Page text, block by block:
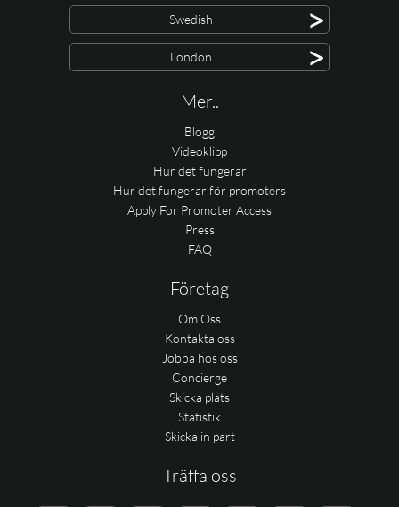
Swedish >
London >
Mer..
Blogg
Videoklipp
Hur det fungerar
Hur det fungerar för promoters
Apply For Promoter Access
Press
FAQ
Företag
Om Oss
Kontakta oss
Jobba hos oss
Concierge
Skicka plats
Statistik
Skicka in part
Träffa oss